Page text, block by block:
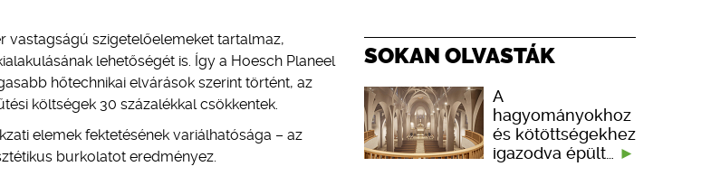
vastagságú szigetelőelemeket tartalmaz,
lehetőségét is. Így a Hoesch Planeel
hőtechnikai elvárások szerint történt, az
költségek 30 százalékkal csökkentek.
elemek fektetésének variálhatósága – az
burkolatot eredményez.
SOKAN OLVASTÁK
A
hagyományokhoz
és kötöttségekhez
igazodva épült…